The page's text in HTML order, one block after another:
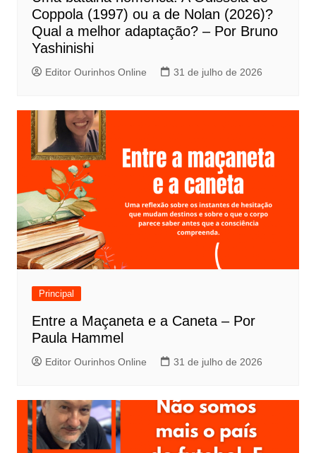
Coppola (1997) ou a de Nolan (2026)?
Qual a melhor adaptação? – Por Bruno
Yashinishi
Editor Ourinhos Online 31 de julho de 2026
Principal
Entre a Maçaneta e a Caneta – Por
Paula Hammel
Editor Ourinhos Online 31 de julho de 2026